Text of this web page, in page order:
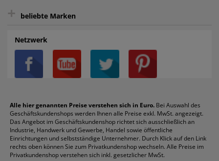
FAQ
AGB
Datenschutz
Privatsphäre-Einstellungen
Über uns
Reklamation / Retouren
Vertrag widerrufen (Privatkunden)
Rabatte & Aktionen
Aktenvernichter
Batterien
Bleistifte
Blöcke
Boardmarker
Briefumschläge
Druckerpatronen
Etiketten
Fineliner
Folienschreiber
Heftstreifen
Kaffee
Klebeband
Klemmmappen
Kopierpapier
Korrekturmittel
Kugelschreiber
Mappen
Radiergummis
Schnellhefter
Sichthüllen
Taschenrechner
Textmarker
Tintenroller
Tintenpatronen
Toilettenpapier
+ beliebte Marken
Alco
Avery/Zweckform
Canon
Durable
DYMO
Edding
Esselte
Faber-Castell
Leitz
Läufer
Melitta
Pentel
Pelikan
Pilot
Pritt
Schneider
Netzwerk
Alle hier genannten Preise verstehen sich in Euro. Bei Auswahl des
Geschäftskundenshops werden Ihnen alle Preise exkl. MwSt. angezeigt.
Das Angebot im Geschäftskundenshop richtet sich ausschließlich an
Industrie, Handwerk und Gewerbe, Handel sowie öffentliche
Einrichtungen und selbstständige Unternehmer. Durch Klick auf den Link
rechts oben können Sie zum Privatkundenshop wechseln. Alle Preise im
Privatkundenshop verstehen sich inkl. gesetzlicher MwSt.